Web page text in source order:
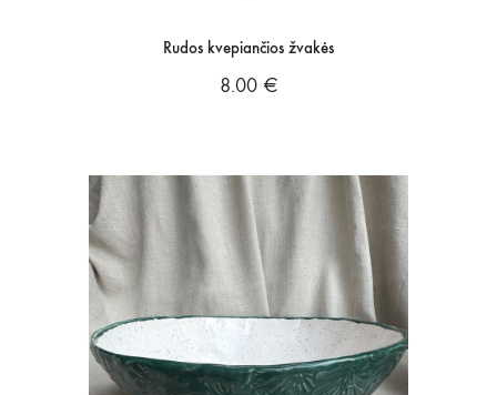
Rudos kvepiančios žvakės
8.00 €